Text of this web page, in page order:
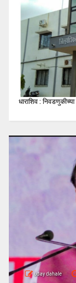
धाराशिव :
uday dahale